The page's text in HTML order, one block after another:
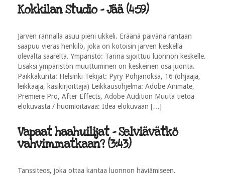
Kokkilan Studio - Jää (4:59)
Järven rannalla asuu pieni ukkeli. Eräänä päivänä rantaan
saapuu vieras henkilö, joka on kotoisin järven keskellä
olevalta saarelta. Ympäristö: Tarina sijoittuu luonnon keskelle.
Lisäksi ympäristön muuttuminen on keskeinen osa juonta.
Paikkakunta: Helsinki Tekijät: Pyry Pohjanoksa, 16 (ohjaaja,
leikkaaja, käsikirjoittaja) Leikkausohjelma: Adobe Animate,
Premiere Pro, After Effects, Adobe Audition Muuta tietoa
elokuvasta / huomioitavaa: Idea elokuvaan […]
Vapaat haahuilijat - Selviävätkö
vahvimmatkaan? (3:43)
Tanssiteos, joka ottaa kantaa luonnon häviämiseen.